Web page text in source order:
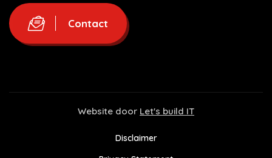
Contact
Website door Let's build IT
Disclaimer